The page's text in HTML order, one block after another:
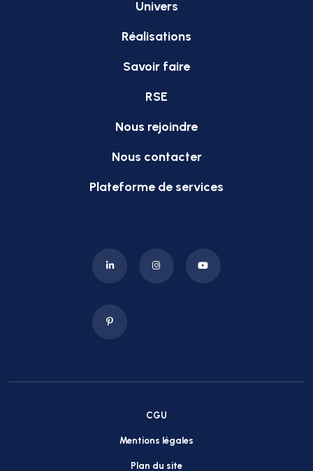
Univers
Réalisations
Savoir faire
RSE
Nous rejoindre
Nous contacter
Plateforme de services
CGU
Mentions légales
Plan du site